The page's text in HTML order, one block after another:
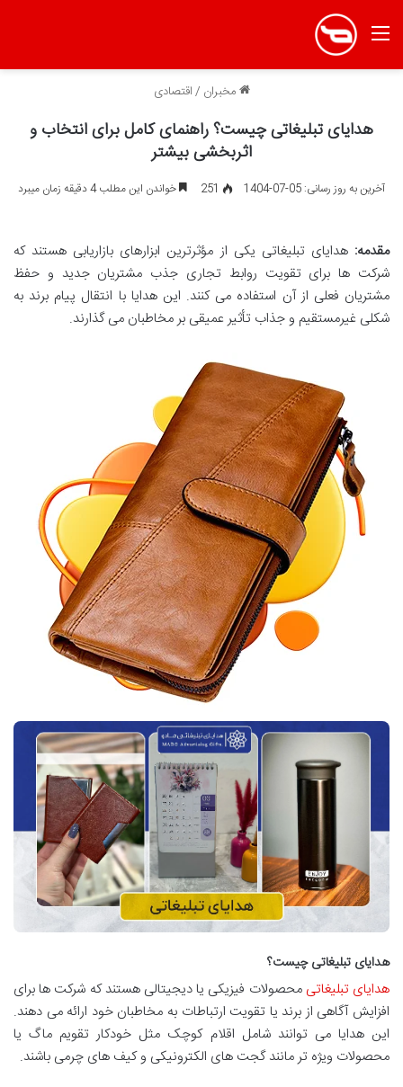
منو
مخبران /اقتصادی
هدایای تبلیغاتی چیست؟ راهنمای کامل برای انتخاب و
اثربخشی بیشتر
آخرین به روز رسانی: 05-07-1404 251 خواندن این مطلب 4 دقیقه زمان میبرد
مقدمه:هدایای تبلیغاتی یکی از مؤثرترین ابزارهای بازاریابی هستند که
شرکت ها برای تقویت روابط تجاری جذب مشتریان جدید و حفظ
مشتریان فعلی از آن استفاده می کنند. این هدایا با انتقال پیام برند به
شکلی غیرمستقیم و جذاب تأثیر عمیقی بر مخاطبان می گذارند.
هدایای تبلیغاتیچیست؟
هدایای تبلیغاتی محصولات فیزیکی یا دیجیتالی هستند که شرکت ها برای
افزایش آگاهی از برند یا تقویت ارتباطات به مخاطبان خود ارائه می دهند.
این هدایا می توانند شامل اقلام کوچک مثل خودکار تقویم ماگ یا
محصولات ویژه تر مانند گجت های الکترونیکی و کیف های چرمی باشند.